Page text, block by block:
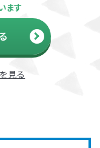
合わせ
ます
見る
監修
（OT）
家族支援プログラム
課税世帯
前年度の年間所得
890万円
までの世帯